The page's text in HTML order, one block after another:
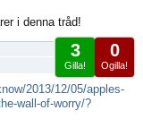
i denna tråd!
0
Ogilla!
3
Gilla!
2013/12/05/apples-
wall-of-worry/?